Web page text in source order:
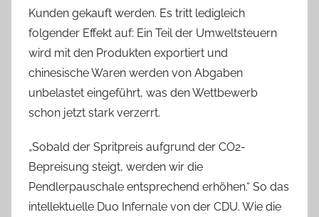
Kunden gekauft werden. Es tritt ledigleich
folgender Effekt auf: Ein Teil der Umweltsteuern
wird mit den Produkten exportiert und
chinesische Waren werden von Abgaben
unbelastet eingeführt, was den Wettbewerb
schon jetzt stark verzerrt.
„Sobald der Spritpreis aufgrund der CO2-
Bepreisung steigt, werden wir die
Pendlerpauschale entsprechend erhöhen.“ So das
intellektuelle Duo Infernale von der CDU. Wie die